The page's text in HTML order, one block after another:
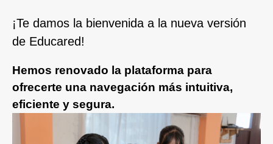
¡Te damos la bienvenida a la nueva versión
de Educared!
Hemos renovado la plataforma para
ofrecerte una navegación más intuitiva,
eficiente y segura.